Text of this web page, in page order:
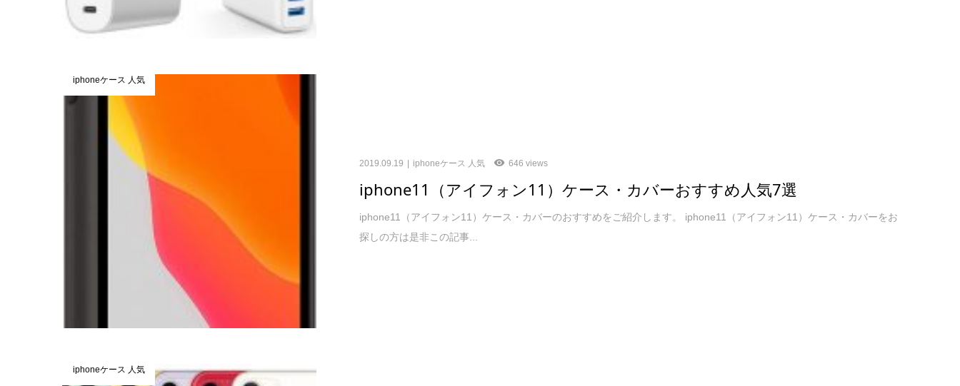
iphoneケース 人気
2019.09.19 iphoneケース 人気 646 views
iphone11（アイフォン11）ケース・カバーおすすめ人気7選
iphone11（アイフォン11）ケース・カバーのおすすめをご紹介します。 iphone11（アイフォン11）ケース・カバーをお
探しの方は是非この記事...
iphoneケース 人気